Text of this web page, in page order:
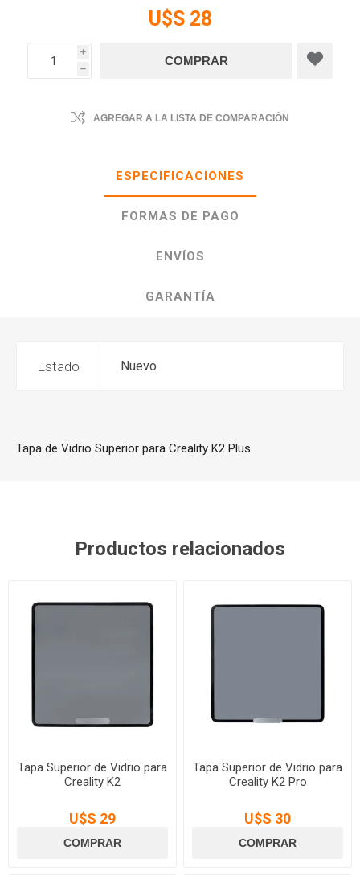
U$S 28
i
h
AGREGAR A LA LISTA DE COMPARACIÓN
ESPECIFICACIONES
FORMAS DE PAGO
ENVÍOS
GARANTÍA
Estado Nuevo
Tapa de Vidrio Superior para Creality K2 Plus
Productos relacionados
Tapa Superior de Vidrio para
Creality K2
U$S 29
Tapa Superior de Vidrio para
Creality K2 Pro
U$S 30